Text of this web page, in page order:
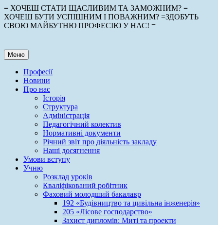
Перейти
до
вмісту
= ХОЧЕШ СТАТИ ЩАСЛИВИМ ТА ЗАМОЖНИМ? =
ХОЧЕШ БУТИ УСПІШНИМ І ПОВАЖНИМ? =ЗДОБУТЬ
СВОЮ МАЙБУТНЮ ПРОФЕСІЮ У НАС! =
Меню
Професії
Новини
Про нас
Історія
Структура
Адміністрація
Педагогічний колектив
Нормативні документи
Річний звіт про діяльність закладу
Наші досягнення
Умови вступу
Учню
Розклад уроків
Кваліфікований робітник
Фаховий молодший бакалавр
192 «Будівництво та цивільна інженерія»
205 «Лісове господарство»
Захист дипломів: Миті та проекти